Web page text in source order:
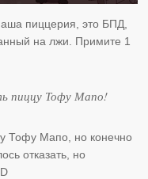
пиццерия, это БПД,
на лжи. Примите 1
пиццу Тофу Мапо!
Тофу Мапо, но конечно
отказать, но